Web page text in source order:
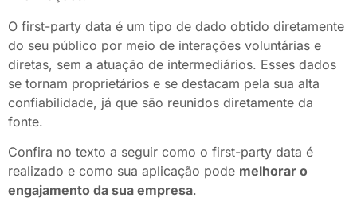
O first-party data é um tipo de dado obtido diretamente
do seu público por meio de interações voluntárias e
diretas, sem a atuação de intermediários. Esses dados
se tornam proprietários e se destacam pela sua alta
confiabilidade, já que são reunidos diretamente da
fonte.
Confira no texto a seguir como o first-party data é
realizado e como sua aplicação pode melhorar o
engajamento da sua empresa.